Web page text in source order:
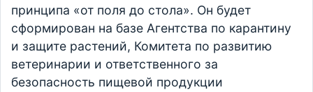
принципа «от поля до стола». Он будет
сформирован на базе Агентства по карантину
и защите растений, Комитета по развитию
ветеринарии и ответственного за
безопасность пищевой продукции